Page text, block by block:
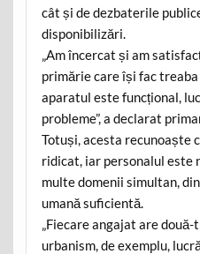
cât și de dezbaterile
disponibilizări.
„Am încercat și am
primărie care își fac
aparatul este funcțional,
probleme”, a declarat
Totuși, acesta recunoaște
ridicat, iar personalul este
multe domenii simultan,
umană suficientă.
„Fiecare angajat are
urbanism, de exemplu,